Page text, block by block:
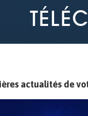
actualités de